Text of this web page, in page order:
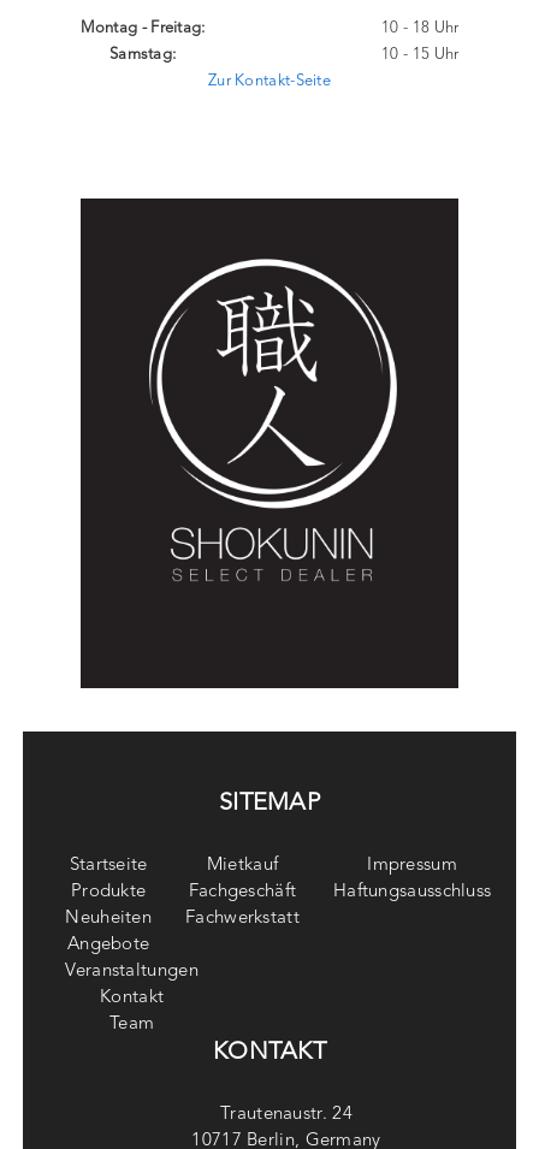
Montag - Freitag:
Samstag:
10 - 18 Uhr
10 - 15 Uhr
Zur Kontakt-Seite
SITEMAP
Startseite
Produkte
Neuheiten
Angebote
Mietkauf
Fachgeschäft
Fachwerkstatt
Impressum
Haftungsausschluss
Veranstaltungen
Kontakt
Team
KONTAKT
Trautenaustr. 24
10717 Berlin, Germany